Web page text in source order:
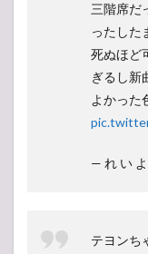
三階席だ
ったした
死ぬほど
ぎるし新
よかった
— れ い
テヨンち